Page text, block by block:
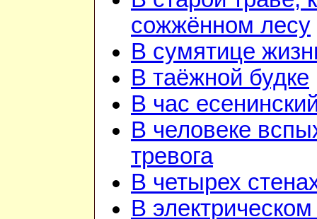
сожжённом лесу
В сумятице
В таёжной будке
В час
В человеке
тревога
В четырех
В